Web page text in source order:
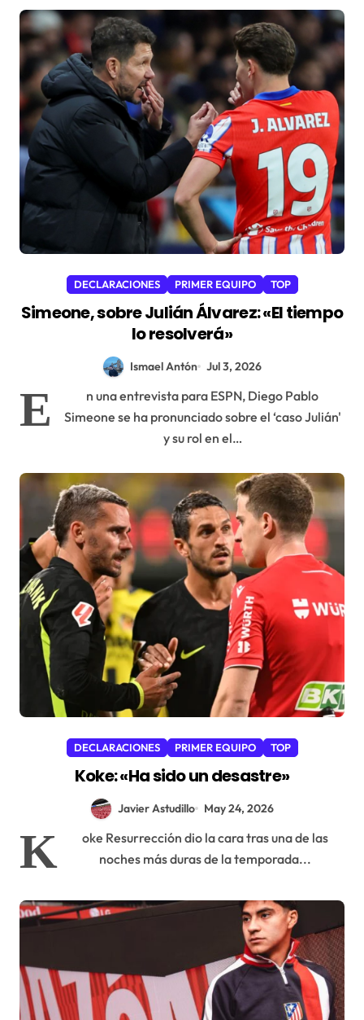
DECLARACIONES PRIMER EQUIPO TOP
Simeone, sobre Julián Álvarez: «El tiempo
lo resolverá»
Ismael Antón Jul 3, 2026
E
n una entrevista para ESPN, Diego Pablo
Simeone se ha pronunciado sobre el ‘caso Julián'
y su rol en el…
DECLARACIONES PRIMER EQUIPO TOP
Koke: «Ha sido un desastre»
Javier Astudillo May 24, 2026
K
oke Resurrección dio la cara tras una de las
noches más duras de la temporada...